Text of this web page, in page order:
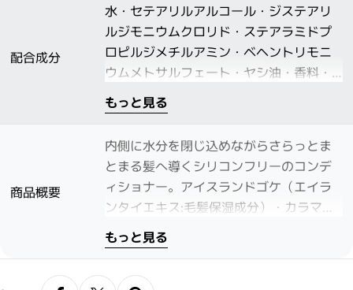
配合成分
水・セテアリルアルコール・ジステアリ
ルジモニウムクロリド・ステアラミドプ
ロピルジメチルアミン・ベヘントリモニ
ウムメトサルフェート・ヤシ油・香料・
乳酸・ヤシ油アルキルグルコシド・クク
イナッツ油・アルギニン・ガラクトアラ
ラメル・グリセリン・エイランタイエキ
ス・パルミチン酸アスコルビル・フェノ
キシエタノール・ソルビン酸Ｋ
もっと見る
商品概要
内側に水分を閉じ込めながらさらっとま
とまる髪へ導くシリコンフリーのコンデ
ィショナー。アイスランドゴケ（エイラ
ンタイエキス:毛髪保湿成分）・カラマツ
樹液（ガラクトアラビナン:毛髪保湿成
分）・ククイナッツ油（毛髪補修成
もっと見る